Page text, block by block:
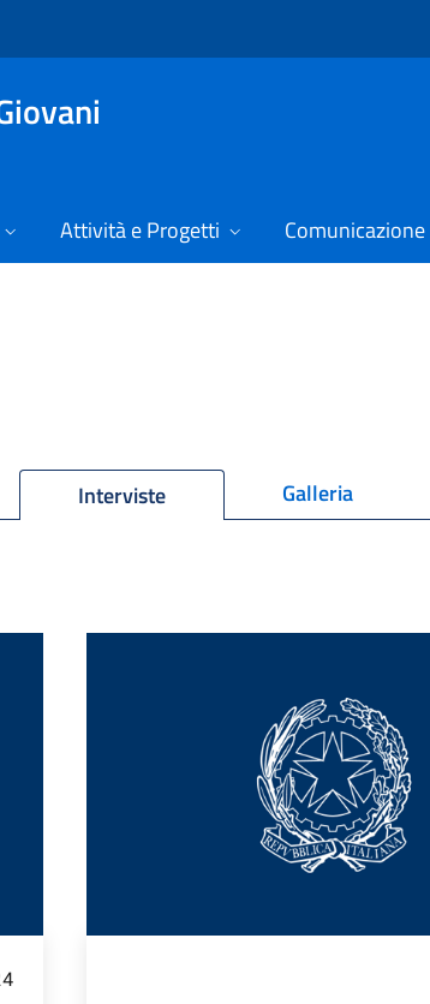
Attività e Progetti Comunicazione
Interviste Galleria